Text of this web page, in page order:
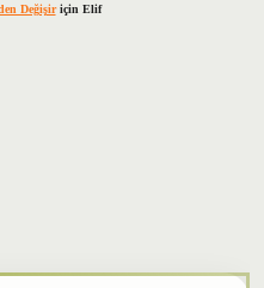
Değişiriçin Elif